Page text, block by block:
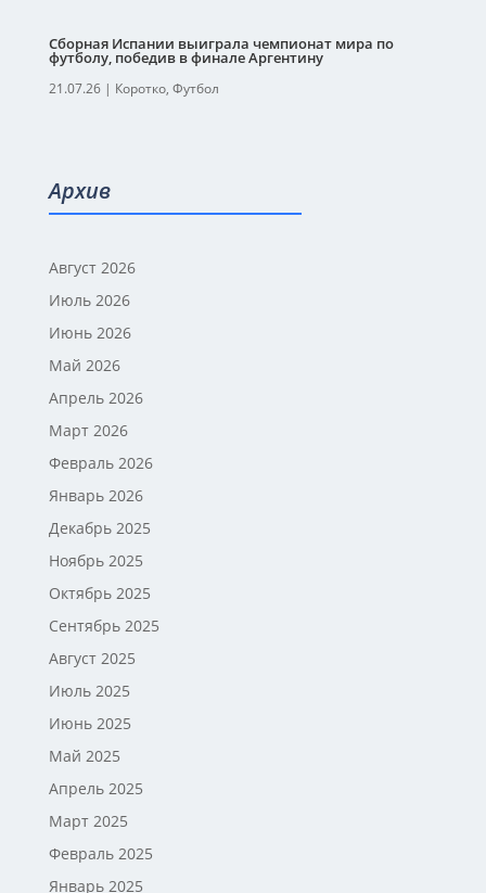
Сборная Испании выиграла чемпионат мира по
футболу, победив в финале Аргентину
21.07.26| Коротко, Футбол
Архив
Август 2026
Июль 2026
Июнь 2026
Май 2026
Апрель 2026
Март 2026
Февраль 2026
Январь 2026
Декабрь 2025
Ноябрь 2025
Октябрь 2025
Сентябрь 2025
Август 2025
Июль 2025
Июнь 2025
Май 2025
Апрель 2025
Март 2025
Февраль 2025
Январь 2025